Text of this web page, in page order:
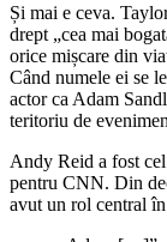
Și mai e ceva.
drept „cea mai
orice mișcare din
Când numele ei se
actor ca Adam
teritoriu de
Andy Reid a fost
pentru CNN. Din
avut un rol central